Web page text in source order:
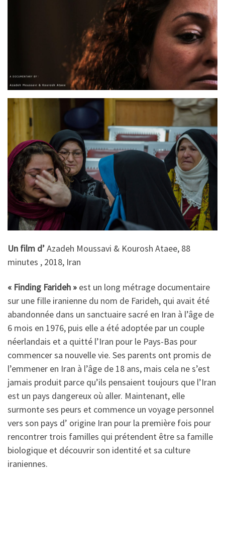
Un film d’Azadeh Moussavi & Kourosh Ataee, 88
minutes , 2018, Iran
« Finding Farideh » est un long métrage documentaire
sur une fille iranienne du nom de Farideh, qui avait été
abandonnée dans un sanctuaire sacré en Iran à l’âge de
6 mois en 1976, puis elle a été adoptée par un couple
néerlandais et a quitté l’Iran pour le Pays-Bas pour
commencer sa nouvelle vie. Ses parents ont promis de
l’emmener en Iran à l’âge de 18 ans, mais cela ne s’est
jamais produit parce qu’ils pensaient toujours que l’Iran
est un pays dangereux où aller. Maintenant, elle
surmonte ses peurs et commence un voyage personnel
vers son pays d’ origine Iran pour la première fois pour
rencontrer trois familles qui prétendent être sa famille
biologique et découvrir son identité et sa culture
iraniennes.